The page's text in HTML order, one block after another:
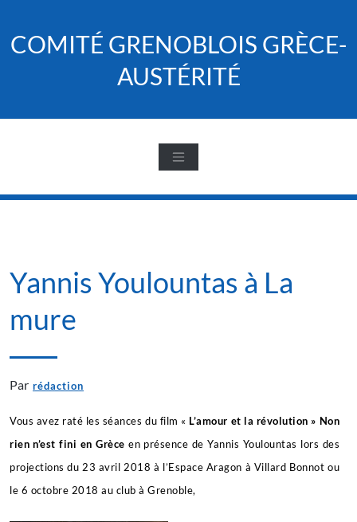
content
COMITÉ GRENOBLOIS GRÈCE-
AUSTÉRITÉ
Yannis Youlountas à La
mure
Par rédaction
Vous avez raté les séances du film « L’amour et la révolution » Non
rien n’est fini en Grèce en présence de Yannis Youlountas lors des
projections du 23 avril 2018 à l’Espace Aragon à Villard Bonnot ou
le 6 octobre 2018 au club à Grenoble,